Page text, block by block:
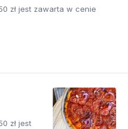
zł jest zawarta w cenie
zł jest